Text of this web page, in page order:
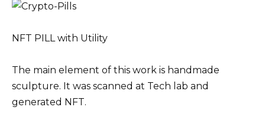
NFT PILL with Utility
The main element of this work is handmade
sculpture. It was scanned at Tech lab and
generated NFT.